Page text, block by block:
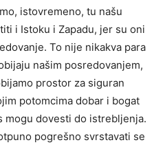
istovremeno, tu našu
i Istoku i Zapadu, jer su oni
To nije nikakva para
našim posredovanjem,
prostor za siguran
potomcima dobar i bogat
mogu dovesti do istrebljenja.
pogrešno svrstavati se